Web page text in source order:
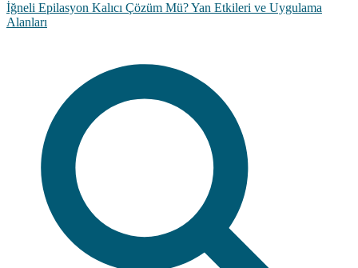
İğneli Epilasyon Kalıcı Çözüm Mü? Yan Etkileri ve Uygulama
Alanları